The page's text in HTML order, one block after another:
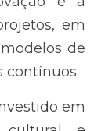
em
de
contínuos.
em